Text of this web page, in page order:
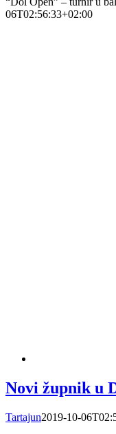
06T02:56:33+02:00
Novi župnik u
Tartajun2019-10-